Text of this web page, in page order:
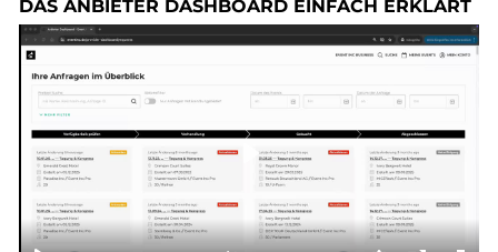
DAS ANBIETER DASHBOARD EINFACH ERKLÄRT
Play